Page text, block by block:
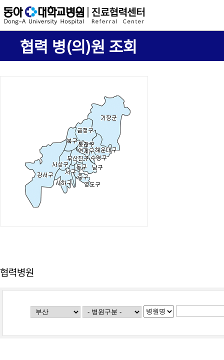
협력 병(의)원 조회
협력병원